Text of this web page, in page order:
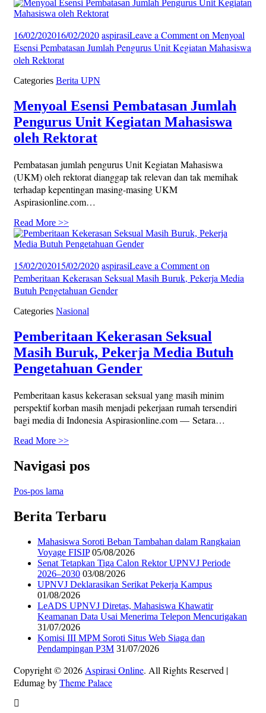
16/02/202016/02/2020aspirasiLeave a Commenton Menyoal
Esensi Pembatasan Jumlah Pengurus Unit Kegiatan Mahasiswa
oleh Rektorat
Categories Berita UPN
Menyoal Esensi Pembatasan Jumlah
Pengurus Unit Kegiatan Mahasiswa
oleh Rektorat
Pembatasan jumlah pengurus Unit Kegiatan Mahasiswa
(UKM) oleh rektorat dianggap tak relevan dan tak memihak
terhadap kepentingan masing-masing UKM
Aspirasionline.com…
Read More >>
15/02/202015/02/2020aspirasiLeave a Commenton
Pemberitaan Kekerasan Seksual Masih Buruk, Pekerja Media
Butuh Pengetahuan Gender
Categories Nasional
Pemberitaan Kekerasan Seksual
Masih Buruk, Pekerja Media Butuh
Pengetahuan Gender
Pemberitaan kasus kekerasan seksual yang masih minim
perspektif korban masih menjadi pekerjaan rumah tersendiri
bagi media di Indonesia Aspirasionline.com — Setara…
Read More >>
Navigasi pos
Pos-pos lama
Berita Terbaru
Mahasiswa Soroti Beban Tambahan dalam Rangkaian
Voyage FISIP 05/08/2026
Senat Tetapkan Tiga Calon Rektor UPNVJ Periode
2026–2030 03/08/2026
UPNVJ Deklarasikan Serikat Pekerja Kampus
01/08/2026
LeADS UPNVJ Diretas, Mahasiswa Khawatir
Keamanan Data Usai Menerima Telepon Mencurigakan
31/07/2026
Komisi III MPM Soroti Situs Web Siaga dan
Pendampingan P3M 31/07/2026
Copyright © 2026 Aspirasi Online. All Rights Reserved |
Edumag byTheme Palace